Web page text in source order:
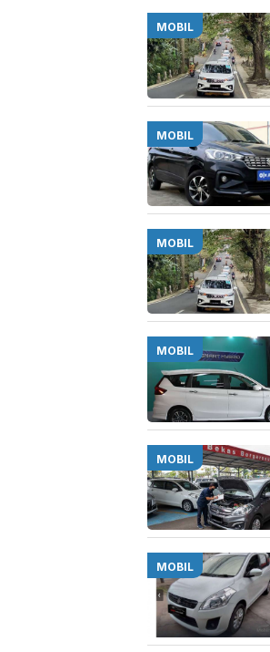
MOBIL
MOBIL
MOBIL
MOBIL
MOBIL
MOBIL